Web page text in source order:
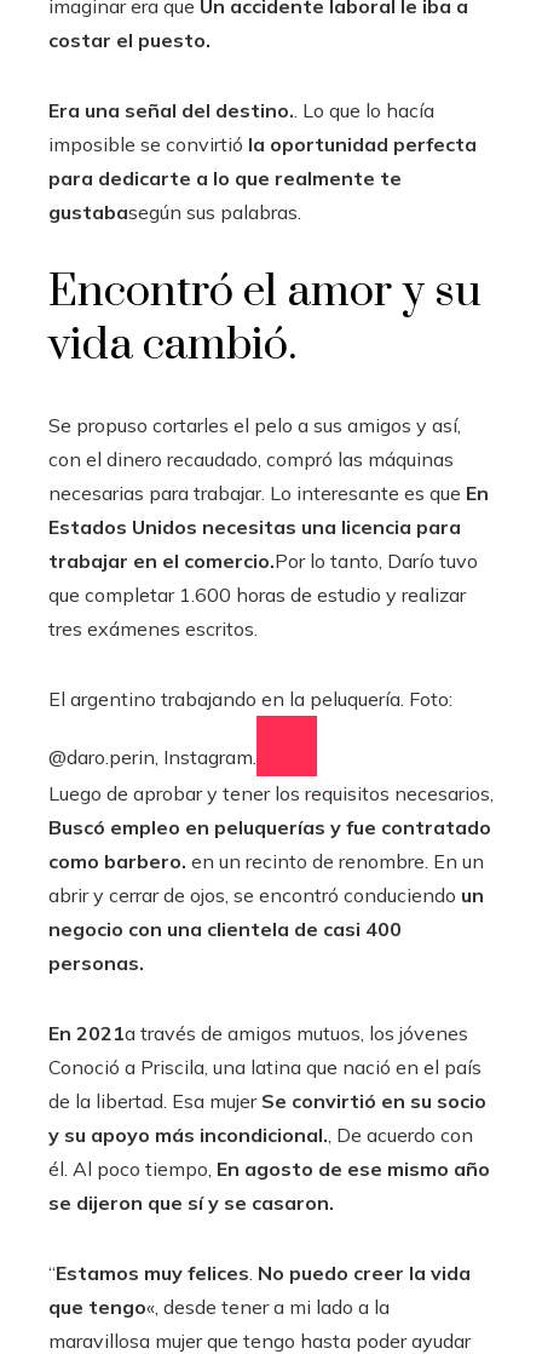
imaginar era que Un accidente laboral le iba a
costar el puesto.
Era una señal del destino. . Lo que lo hacía
imposible se convirtió la oportunidad perfecta
para dedicarte a lo que realmente te
gustabasegún sus palabras.
Encontró el amor y su
vida cambió.
Se propuso cortarles el pelo a sus amigos y así,
con el dinero recaudado, compró las máquinas
necesarias para trabajar. Lo interesante es que En
Estados Unidos necesitas una licencia para
trabajar en el comercio.Por lo tanto, Darío tuvo
que completar 1.600 horas de estudio y realizar
tres exámenes escritos.
El argentino trabajando en la peluquería. Foto:
@daro.perin, Instagram.
Luego de aprobar y tener los requisitos necesarios,
Buscó empleo en peluquerías y fue contratado
como barbero. en un recinto de renombre. En un
abrir y cerrar de ojos, se encontró conduciendo un
negocio con una clientela de casi 400
personas.
En 2021a través de amigos mutuos, los jóvenes
Conoció a Priscila, una latina que nació en el país
de la libertad. Esa mujer Se convirtió en su socio
y su apoyo más incondicional. , De acuerdo con
él. Al poco tiempo, En agosto de ese mismo año
se dijeron que sí y se casaron.
“Estamos muy felices No puedo creer la vida
que tengo«, desde tener a mi lado a la
maravillosa mujer que tengo hasta poder ayudar